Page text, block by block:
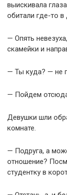
выискивала
обитали где-то в
— Опять
скамейки и
— Ты куда? — не
— Пойдем
Девушки шли
комнате.
— Подруга, а
отношение?
студентку в